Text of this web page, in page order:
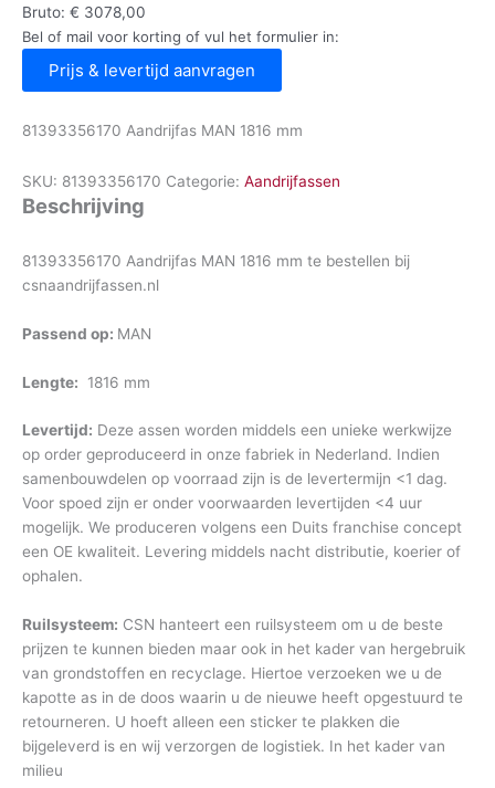
Bruto: € 3078,00
Bel of mail voor korting of vul het formulier in:
Prijs & levertijd aanvragen
81393356170 Aandrijfas MAN 1816 mm
SKU: 81393356170 Categorie: Aandrijfassen
Beschrijving
81393356170 Aandrijfas MAN 1816 mm te bestellen bij
csnaandrijfassen.nl
Passend op: MAN
Lengte: 1816 mm
Levertijd: Deze assen worden middels een unieke werkwijze
op order geproduceerd in onze fabriek in Nederland. Indien
samenbouwdelen op voorraad zijn is de levertermijn <1 dag.
Voor spoed zijn er onder voorwaarden levertijden <4 uur
mogelijk. We produceren volgens een Duits franchise concept
een OE kwaliteit. Levering middels nacht distributie, koerier of
ophalen.
Ruilsysteem: CSN hanteert een ruilsysteem om u de beste
prijzen te kunnen bieden maar ook in het kader van hergebruik
van grondstoffen en recyclage. Hiertoe verzoeken we u de
kapotte as in de doos waarin u de nieuwe heeft opgestuurd te
retourneren. U hoeft alleen een sticker te plakken die
bijgeleverd is en wij verzorgen de logistiek. In het kader van
milieu